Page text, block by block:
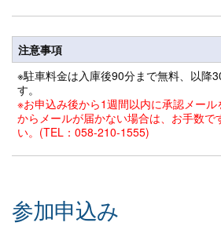
注意事項
※駐車料金は入庫後90分まで無料、以降
す。
※お申込み後から1週間以内に承認メー
からメールが届かない場合は、お手数で
い。(TEL：058-210-1555)
参加申込み